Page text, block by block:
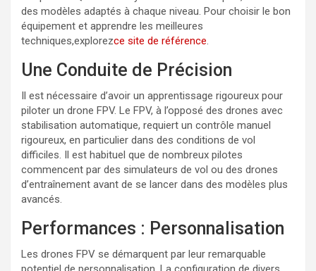
des modèles adaptés à chaque niveau. Pour choisir le bon
équipement et apprendre les meilleures
techniques,explorezce site de référence.
Une Conduite de Précision
Il est nécessaire d’avoir un apprentissage rigoureux pour
piloter un drone FPV. Le FPV, à l’opposé des drones avec
stabilisation automatique, requiert un contrôle manuel
rigoureux, en particulier dans des conditions de vol
difficiles. Il est habituel que de nombreux pilotes
commencent par des simulateurs de vol ou des drones
d’entraînement avant de se lancer dans des modèles plus
avancés.
Performances : Personnalisation
Les drones FPV se démarquent par leur remarquable